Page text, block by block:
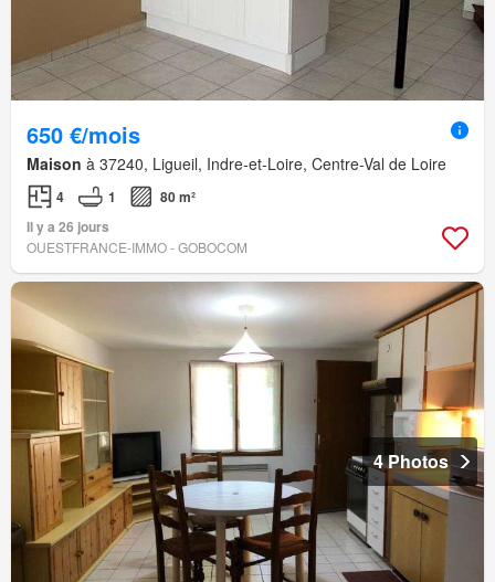
650 €/mois
Maison à 37240, Ligueil, Indre-et-Loire, Centre-Val de Loire
4 1
80 m²
Il y a 26 jours
OUESTFRANCE-IMMO - GOBOCOM
4 Photos